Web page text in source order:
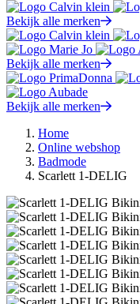
Bekijk alle merken
Bekijk alle merken
Bekijk alle merken
Home
Online webshop
Badmode
Scarlett 1-DELIG